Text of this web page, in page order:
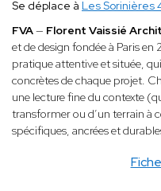
Se déplace à Les Sorinières
FVA— Florent Vaissié
et de design fondée à Paris en
pratique attentive et située,
concrètes de chaque projet.
une lecture fine du contexte
transformer ou d’un terrain à
spécifiques, ancrées et